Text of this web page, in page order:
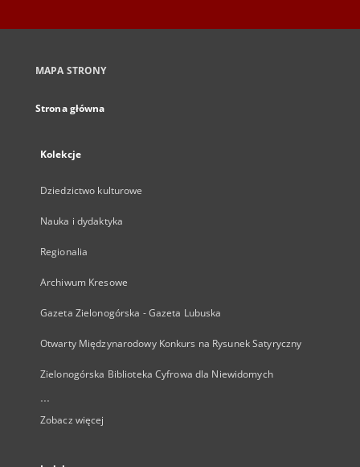
MAPA STRONY
Strona główna
Kolekcje
Dziedzictwo kulturowe
Nauka i dydaktyka
Regionalia
Archiwum Kresowe
Gazeta Zielonogórska - Gazeta Lubuska
Otwarty Międzynarodowy Konkurs na Rysunek Satyryczny
Zielonogórska Biblioteka Cyfrowa dla Niewidomych
...
Zobacz więcej